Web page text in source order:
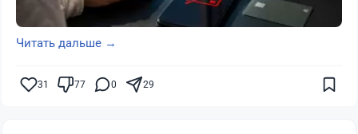
Читать дальше →
31 77 0 29